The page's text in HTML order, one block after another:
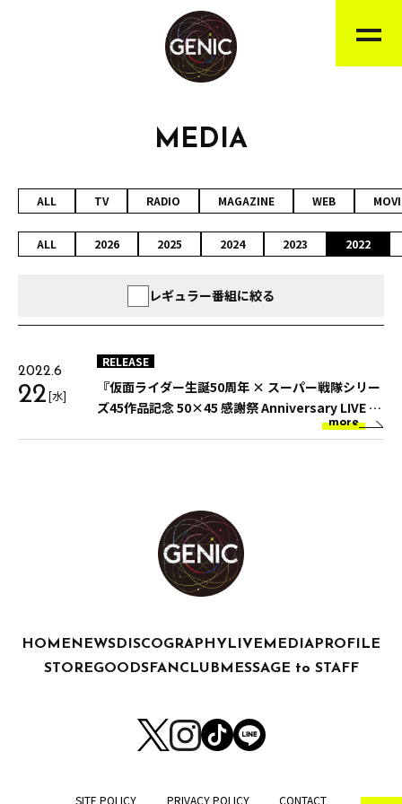
MEDIA
ALL TV RADIO MAGAZINE WEB
ALL 2026 2025 2024 2023 2022
レギュラー番組に絞る
2022.6
22[水]
RELEASE
『仮面ライダー生誕50周年 × スーパー戦隊シリー
ズ45作品記念 50×45 感謝祭 Anniversary LIVE &
SHOW』 2022年6月22日（水）スペシャルパッケ
more
HOME NEWS DISCOGRAPHY LIVE MEDIA PROFILE
STOREGOODSFANCLUB MESSAGE to STAFF
SITE POLICY PRIVACY POLICY CONTACT